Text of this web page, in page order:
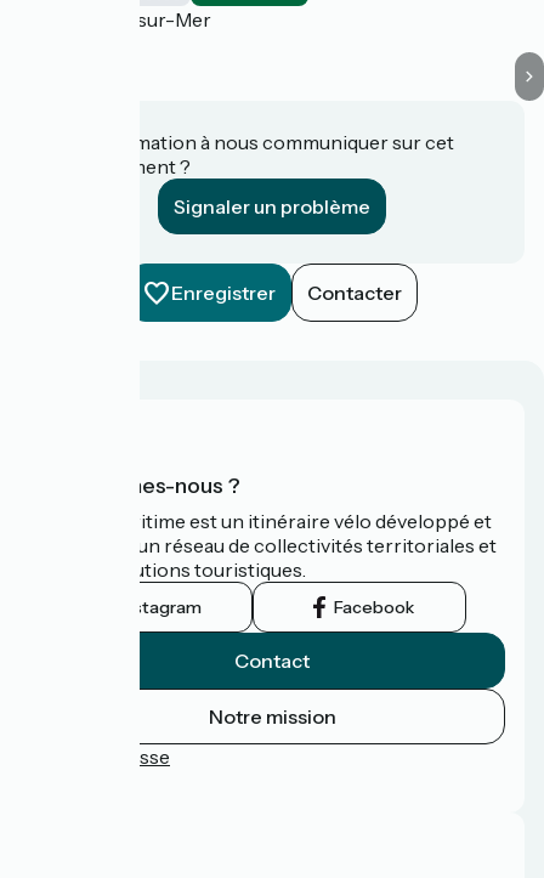
Octeville-sur-Mer
Une information à nous communiquer sur cet
établissement ?
Signaler un problème
Enregistrer Contacter
Qui sommes-nous ?
La Vélomaritime est un itinéraire vélo développé et
promu par un réseau de collectivités territoriales et
leurs institutions touristiques.
Instagram Facebook
Contact
Notre mission
Espace Presse